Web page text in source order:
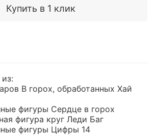
Купить в 1 клик
В горох, обработанных Хай
фигуры Сердце в горох
фигура круг Леди Баг
фигуры Цифры 14